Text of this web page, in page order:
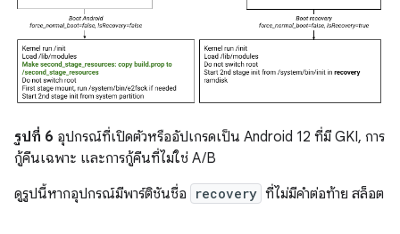
รูปที่ 6 อุปกรณ์ที่เปิดตัวหรืออัปเกรดเป็น Android 12 ที่มี GKI, การ
กู้คืนเฉพาะ และการกู้คืนที่ไม่ใช่ A/B
ดูรูปนี้หากอุปกรณ์มีพาร์ติชันชื่อ
recovery ที่ไม่มีคำต่อท้าย สล็อต